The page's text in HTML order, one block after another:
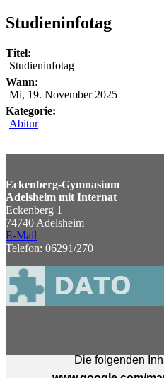
Studieninfotag
Titel:
Studieninfotag
Wann:
Mi, 19. November 2025
Kategorie:
Abitur
Eckenberg-Gymnasium
Adelsheim mit Internat
Eckenberg 1
74740 Adelsheim
E-Mail
Telefon: 06291/270